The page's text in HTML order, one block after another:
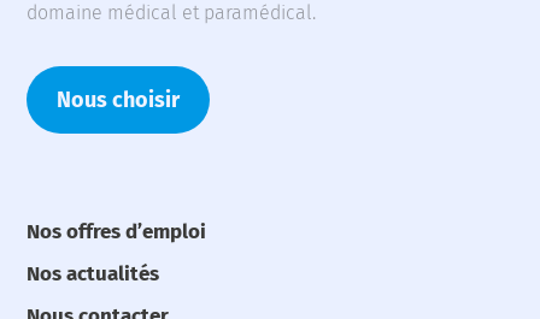
domaine médical et paramédical.
Nous choisir
Nos offres d’emploi
Nos actualités